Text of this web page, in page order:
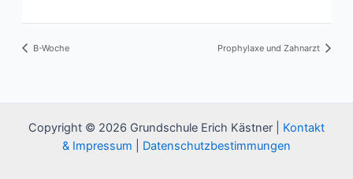
B-Woche Prophylaxe und Zahnarzt
Copyright © 2026 Grundschule Erich Kästner | Kontakt
& Impressum
Datenschutzbestimmungen